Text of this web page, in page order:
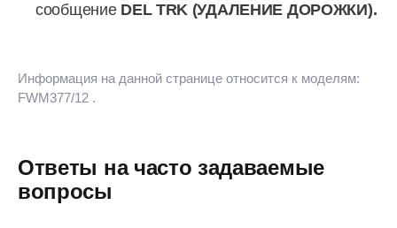
сообщение DEL TRK (УДАЛЕНИЕ ДОРОЖКИ).
Информация на данной странице относится к моделям:
FWM377/12 .
Ответы на часто задаваемые
вопросы